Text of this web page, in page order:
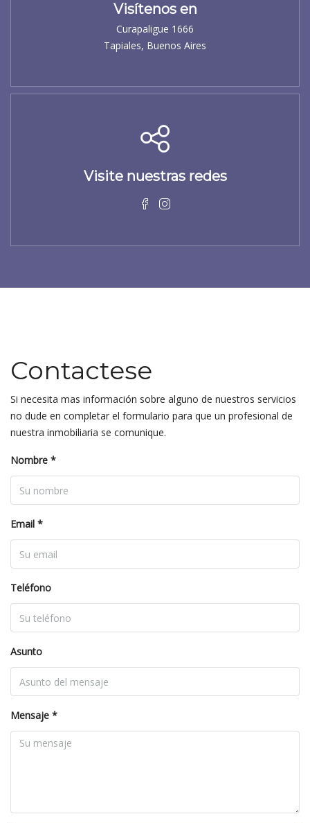
Visítenos en
Curapaligue 1666
Tapiales, Buenos Aires
Visite nuestras redes
Contactese
Si necesita mas información sobre alguno de nuestros servicios
no dude en completar el formulario para que un profesional de
nuestra inmobiliaria se comunique.
Nombre *
Email *
Teléfono
Asunto
Mensaje *